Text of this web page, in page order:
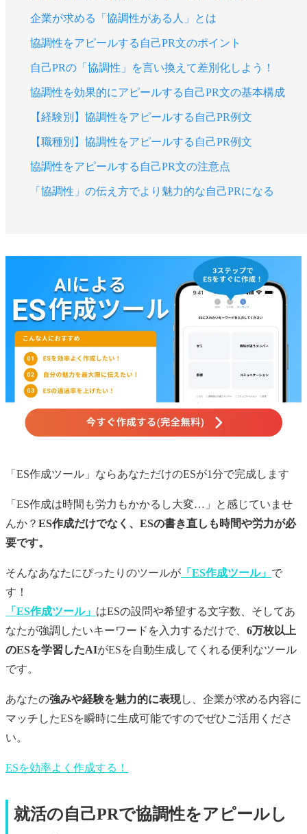
企業が求める「協調性がある人」とは
協調性をアピールする自己PR文のポイント
自己PRの「協調性」を言い換えて差別化しよう！
協調性を効果的にアピールする自己PR文の基本構成
【経験別】協調性をアピールする自己PR例文
【職種別】協調性をアピールする自己PR例文
協調性をアピールする自己PR文の注意点
「協調性」の伝え方でより魅力的な自己PRになる
「ES作成ツール」ならあなただけのESが1分で完成します
「ES作成は時間も労力もかかるし大変…」と感じていませ
んか？ ES作成だけでなく、ESの書き直しも時間や労力が必
要です。
そんなあなたにぴったりのツールが 「ES作成ツール」 で
す！
「ES作成ツール」 はESの設問や希望する文字数、そしてあ
なたが強調したいキーワードを入力するだけで、 6万枚以上
のESを学習したAIがESを自動生成してくれる便利なツール
です。
あなたの強みや経験を魅力的に表現し、企業が求める内容に
マッチしたESを瞬時に生成可能ですのでぜひご活用くださ
い。
ESを効率よく作成する！
就活の自己PRで協調性をアピールし